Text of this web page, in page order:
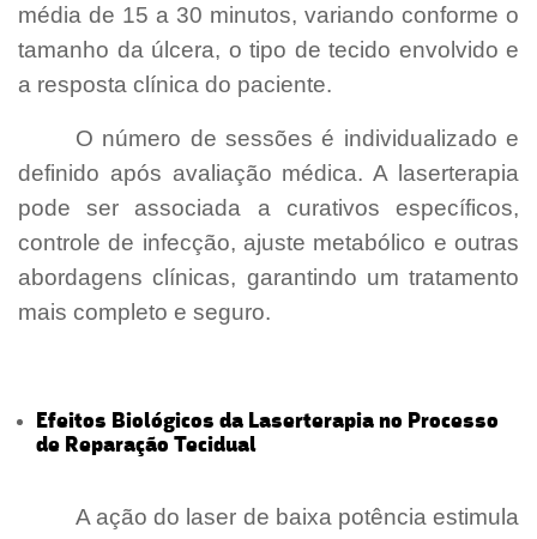
média de 15 a 30 minutos, variando conforme o
tamanho da úlcera, o tipo de tecido envolvido e
a resposta clínica do paciente.
O número de sessões é individualizado e
definido após avaliação médica. A laserterapia
pode ser associada a curativos específicos,
controle de infecção, ajuste metabólico e outras
abordagens clínicas, garantindo um tratamento
mais completo e seguro.
Efeitos Biológicos da Laserterapia no Processo
de Reparação Tecidual
A ação do laser de baixa potência estimula